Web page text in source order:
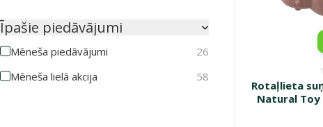
Īpašie piedāvājumi
Mēneša piedāvājumi
26
Mēneša lielā akcija
58
Rotaļlieta
Natural Toy